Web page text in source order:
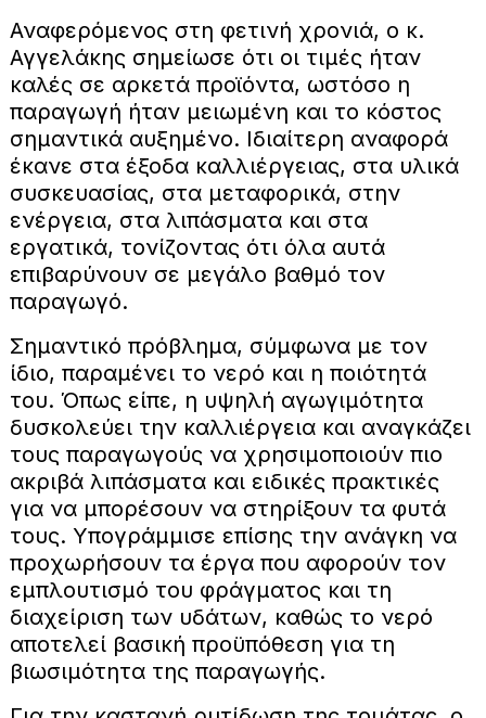
Αναφερόμενος στη φετινή χρονιά, ο κ.
Αγγελάκης σημείωσε ότι οι τιμές ήταν
καλές σε αρκετά προϊόντα, ωστόσο η
παραγωγή ήταν μειωμένη και το κόστος
σημαντικά αυξημένο. Ιδιαίτερη αναφορά
έκανε στα έξοδα καλλιέργειας, στα υλικά
συσκευασίας, στα μεταφορικά, στην
ενέργεια, στα λιπάσματα και στα
εργατικά, τονίζοντας ότι όλα αυτά
επιβαρύνουν σε μεγάλο βαθμό τον
παραγωγό.
Σημαντικό πρόβλημα, σύμφωνα με τον
ίδιο, παραμένει το νερό και η ποιότητά
του. Όπως είπε, η υψηλή αγωγιμότητα
δυσκολεύει την καλλιέργεια και αναγκάζει
τους παραγωγούς να χρησιμοποιούν πιο
ακριβά λιπάσματα και ειδικές πρακτικές
για να μπορέσουν να στηρίξουν τα φυτά
τους. Υπογράμμισε επίσης την ανάγκη να
προχωρήσουν τα έργα που αφορούν τον
εμπλουτισμό του φράγματος και τη
διαχείριση των υδάτων, καθώς το νερό
αποτελεί βασική προϋπόθεση για τη
βιωσιμότητα της παραγωγής.